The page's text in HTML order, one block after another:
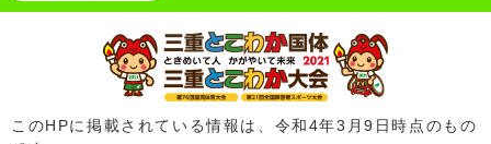
このHPに掲載されている情報は、令和4年3月9日時点のもの